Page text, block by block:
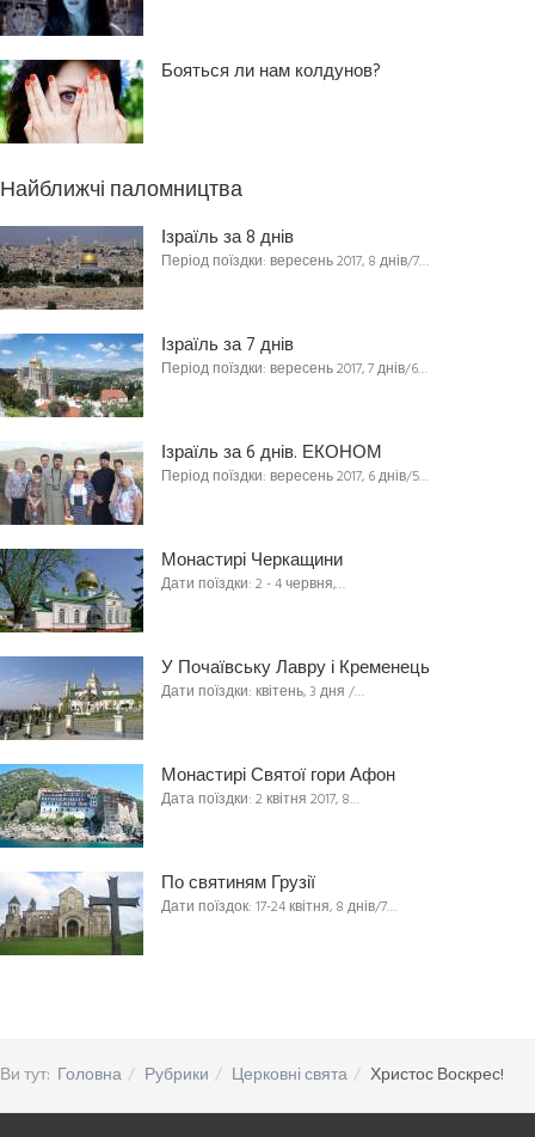
Бояться ли нам колдунов?
Найближчі паломництва
Ізраїль за 8 днів
Період поїздки: вересень 2017, 8 днів/7…
Ізраїль за 7 днів
Період поїздки: вересень 2017, 7 днів/6…
Ізраїль за 6 днів. ЕКОНОМ
Період поїздки: вересень 2017, 6 днів/5…
Монастирі Черкащини
Дати поїздки: 2 - 4 червня,…
У Почаївську Лавру і Кременець
Дати поїздки: квітень, 3 дня /…
Монастирі Святої гори Афон
Дата поїздки: 2 квітня 2017, 8…
По святиням Грузії
Дати поїздок: 17-24 квітня, 8 днів/7…
Ви тут: Головна Рубрики Церковні свята Христос Воскрес!